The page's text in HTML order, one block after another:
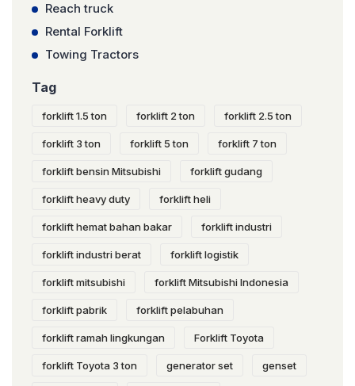
Reach truck
Rental Forklift
Towing Tractors
Tag
forklift 1.5 ton forklift 2 ton forklift 2.5 ton
forklift 3 ton forklift 5 ton forklift 7 ton
forklift bensin Mitsubishi forklift gudang
forklift heavy duty forklift heli
forklift hemat bahan bakar forklift industri
forklift industri berat forklift logistik
forklift mitsubishi forklift Mitsubishi Indonesia
forklift pabrik forklift pelabuhan
forklift ramah lingkungan Forklift Toyota
forklift Toyota 3 ton generator set genset